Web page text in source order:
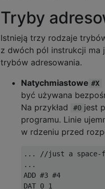
Tryby
Istnieją trzy rodzaje
z dwóch pól instrukcji ma
trybów adresowania.
Natychmiastowe #X
być używana
Na przykład
#0 jest
programu. Linie
w rdzeniu przed
... //just a
...
ADD #3 #4
DAT 0 1